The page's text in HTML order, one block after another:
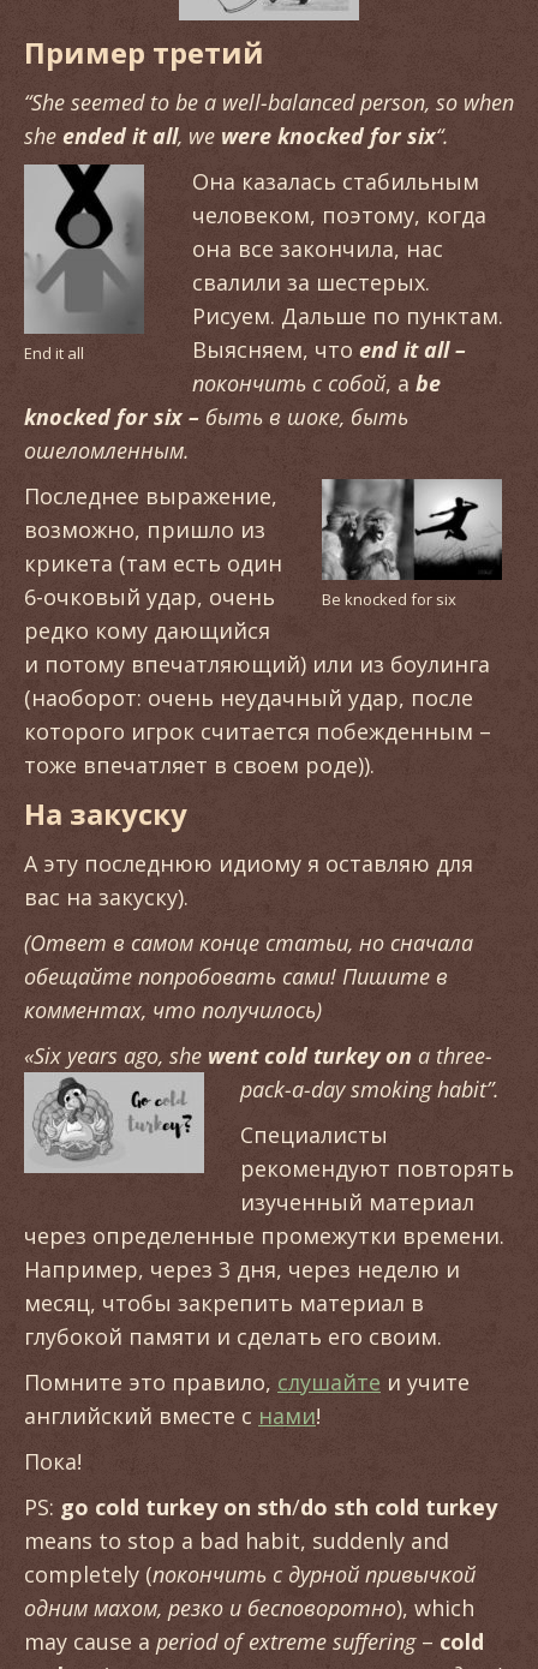
Пример третий
“She seemed to be a well-balanced person, so when
she ended it all, we were knocked for six“.
End it all
Она казалась стабильным
человеком, поэтому, когда
она все закончила, нас
свалили за шестерых.
Рисуем. Дальше по пунктам.
Выясняем, что end it all –
покончить с собой, а be
knocked for six – быть в шоке, быть
ошеломленным.
Be knocked for six
Последнее выражение,
возможно, пришло из
крикета (там есть один
6-очковый удар, очень
редко кому дающийся
и потому впечатляющий) или из боулинга
(наоборот: очень неудачный удар, после
которого игрок считается побежденным –
тоже впечатляет в своем роде)).
На закуску
А эту последнюю идиому я оставляю для
вас на закуску).
(Ответ в самом конце статьи, но сначала
обещайте попробовать сами! Пишите в
комментах, что получилось)
«Six years ago, she went cold turkey on a three-
pack-a-day smoking habit”.
Специалисты
рекомендуют повторять
изученный материал
через определенные промежутки времени.
Например, через 3 дня, через неделю и
месяц, чтобы закрепить материал в
глубокой памяти и сделать его своим.
Помните это правило, слушайте и учите
английский вместе с нами!
Пока!
PS: go cold turkey on sth/do sth cold turkey
means to stop a bad habit, suddenly and
completely (покончить с дурной привычкой
одним махом, резко и бесповоротно), which
may cause a period of extreme suffering– cold